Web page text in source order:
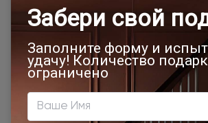
Доставка в регионы осуществляется по
дилера в данном регионе или, при заказе
сайта, отдельно рассчитывается
магазина.
Подробная информация о доставке